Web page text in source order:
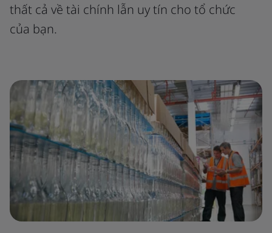
thất cả về tài chính lẫn uy tín cho tổ chức
của bạn.